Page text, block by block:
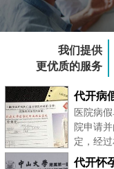
我们提供
更优质的服务
代开病
医院病
院申请
定，经过
代开怀